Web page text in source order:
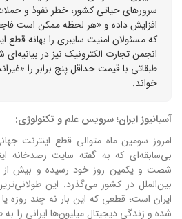
سرورهای حیاتی کشور، خطر نفوذ و
افزایش داده و «هر لحظه ممکن است
که مسئولان امنیت سایبری را بهانه قطع
انجمن تجارت الکترونیک نیز در
طبقاتی با قیمت حداقل پنج برابر را
خواند.
آسیانیوز ایران؛ سرویس علم و تکنولوژی:
امروز سومین ماه متوالی قطع اینترنت
بی‌سابقه‌ای که به گفته سایت رصدخانه
بین‌الملل در کشور می‌گذرد. این
ایران است؛ قطعی که این بار نه چند روزه
شده و زندگی دیجیتال میلیون‌ها ایرانی را